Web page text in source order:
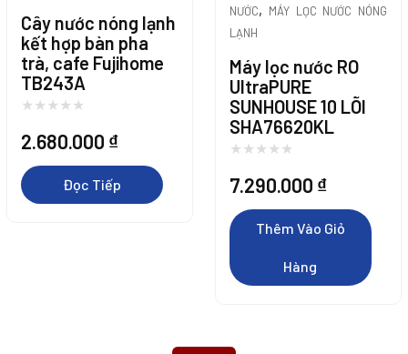
Cây nước nóng lạnh
kết hợp bàn pha
trà, cafe Fujihome
TB243A
2.680.000 ₫
Đọc Tiếp
NƯỚC, MÁY LỌC NƯỚC NÓNG
LẠNH
Máy lọc nước RO
UltraPURE
SUNHOUSE 10 LÕI
SHA76620KL
7.290.000 ₫
Thêm Vào Giỏ
Hàng